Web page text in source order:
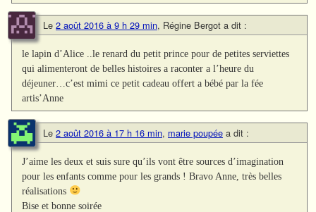
Le 2 août 2016 à 9 h 29 min, Régine Bergot a dit :
le lapin d’Alice ..le renard du petit prince pour de petites serviettes
qui alimenteront de belles histoires a raconter a l’heure du
déjeuner…c’est mimi ce petit cadeau offert a bébé par la fée
artis’Anne
Le 2 août 2016 à 17 h 16 min, marie poupée a dit :
J’aime les deux et suis sure qu’ils vont être sources d’imagination
pour les enfants comme pour les grands ! Bravo Anne, très belles
réalisations
Bise et bonne soirée